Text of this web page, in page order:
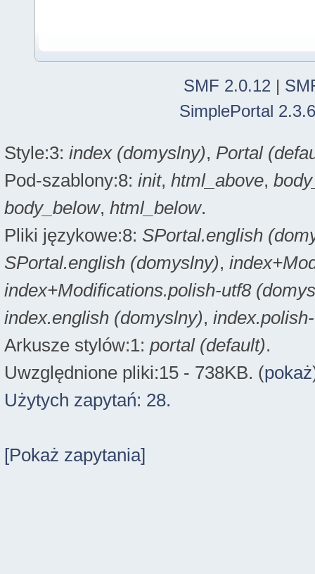
SMF 2.0.12 |
SimplePortal
Style:3: index (domyslny), Portal
Pod-szablony:8: init, html_above,
body_below, html_below.
Pliki językowe:8: SPortal.english
SPortal.english (domyslny),
index+Modifications.polish-utf8
index.english (domyslny),
Arkusze stylów:1: portal (default).
Uwzględnione pliki:15 - 738KB. (pokaż
Użytych zapytań: 28.
[Pokaż zapytania]